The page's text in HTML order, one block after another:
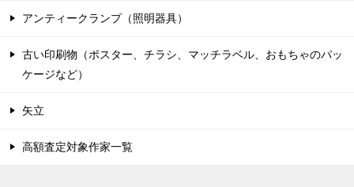
アンティークランプ（照明器具）
古い印刷物（ポスター、チラシ、マッチラベル、おもちゃのパッ
ケージなど）
矢立
高額査定対象作家一覧